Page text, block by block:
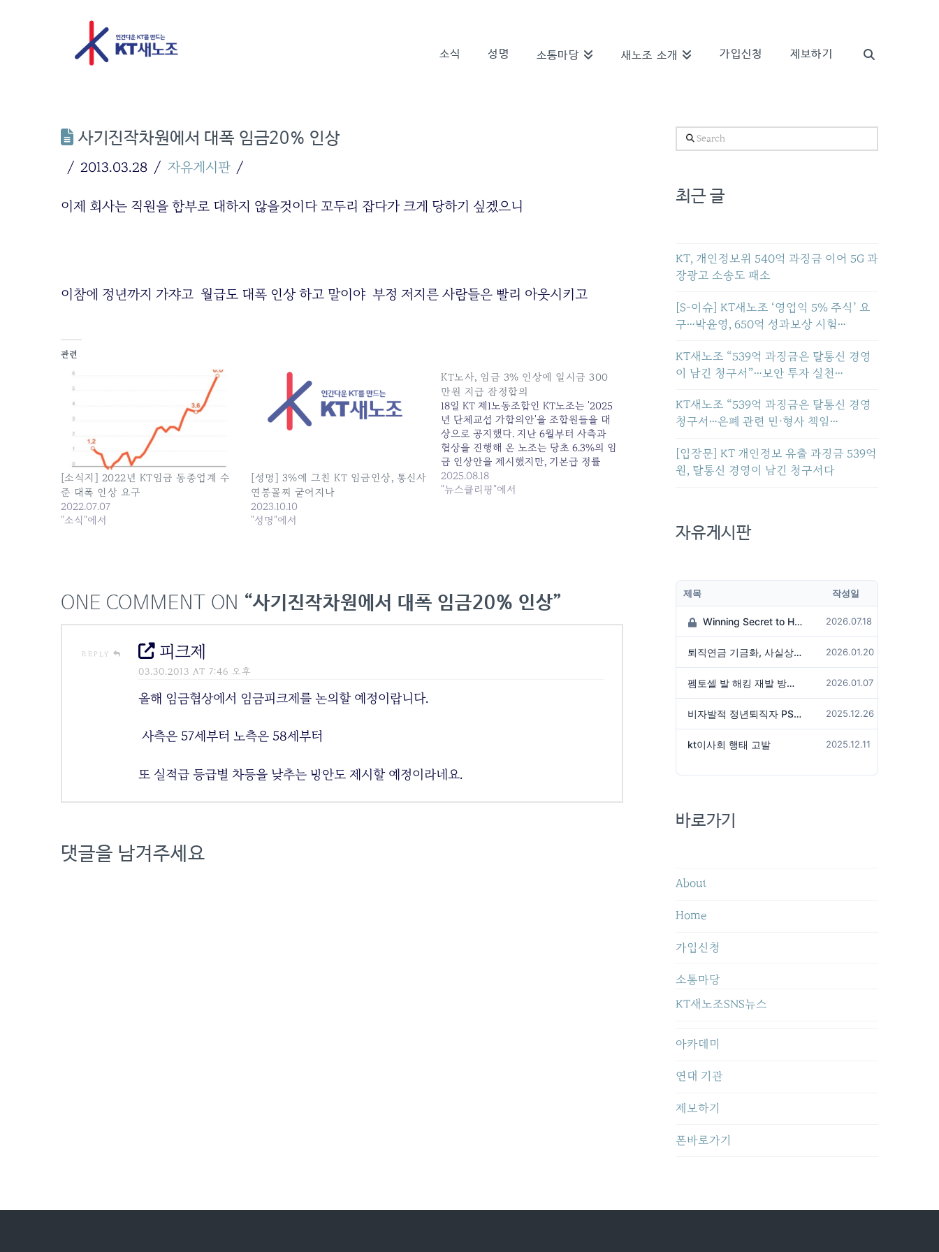
소식 성명 소통마당 새노조 소개 가입신청 제보하기
사기진작차원에서 대폭 임금20% 인상
2013.03.28 자유게시판
이제 회사는 직원을 함부로 대하지 않을것이다 꼬두리 잡다가 크게 당하기 싶겠으니
이참에 정년까지 가쟈고 월급도 대폭 인상 하고 말이야 부정 저지른 사람들은 빨리 아웃시키고
관련
[소식지] 2022년 KT임금 동종업계 수
준 대폭 인상 요구
2022.07.07
"소식"에서
[성명] 3%에 그친 KT 임금인상, 통신사
연봉꼴찌 굳어지나
2023.10.10
"성명"에서
KT노사, 임금 3% 인상에 일시금 300
만원 지급 잠정합의
18일 KT 제1노동조합인 KT노조는 '2025
년 단체교섭 가합의안'을 조합원들을 대
상으로 공지했다. 지난 6월부터 사측과
협상을 진행해 온 노조는 당초 6.3%의 임
금 인상안을 제시했지만, 기본급 정률
3% 인상 및 일시금... 원본 기사: KT노사,
임금 3% 인상에 일시금 300만원 지급
2025.08.18
"뉴스클리핑"에서
ONE COMMENT ON “사기진작차원에서 대폭 임금20% 인상”
REPLY 피크제
03.30.2013 AT 7:46 오후
올해 임금협상에서 임금피크제를 논의할 예정이랍니다.
사측은 57세부터 노측은 58세부터
또 실적급 등급별 차등을 낮추는 방안도 제시할 예정이라네요.
댓글을 남겨주세요
Search
최근 글
KT, 개인정보위 540억 과징금 이어 5G 과
장광고 소송도 패소
[S-이슈] KT새노조 ‘영업익 5% 주식’ 요
구…박윤영, 650억 성과보상 시험…
KT새노조 “539억 과징금은 탈통신 경영
이 남긴 청구서”…보안 투자 실천…
KT새노조 “539억 과징금은 탈통신 경영
청구서…은폐 관련 민·형사 책임…
[입장문] KT 개인정보 유출 과징금 539억
원, 탈통신 경영이 남긴 청구서다
자유게시판
제목 작성일
Winning Secret to Hit the Jackpot! 2026.07.18
퇴직연금 기금화, 사실상 국가가 관리하겠다는 것인가? 2026.01.20
펨토셀 발 해킹 재발 방지 위해서는 2026.01.07
비자발적 정년퇴직자 PS성과급 미지급은 임금체불 아닌가? 2025.12.26
kt이사회 행태 고발 2025.12.11
바로가기
About
Home
가입신청
소통마당
KT새노조SNS뉴스
아카데미
연대 기관
제보하기
폰바로가기